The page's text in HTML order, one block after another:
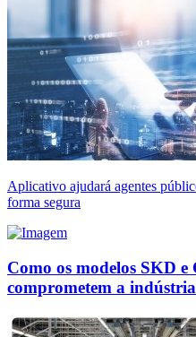
Aplicativo ajudará agentes
forma segura
Como os modelos SKD e
comprometem a